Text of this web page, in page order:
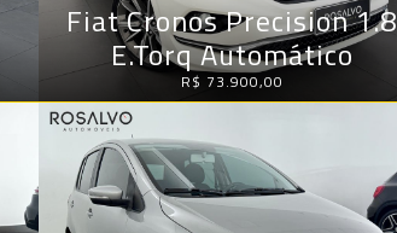
Fiat Cronos Precision 1.8
E.Torq Automático
R$ 73.900,00